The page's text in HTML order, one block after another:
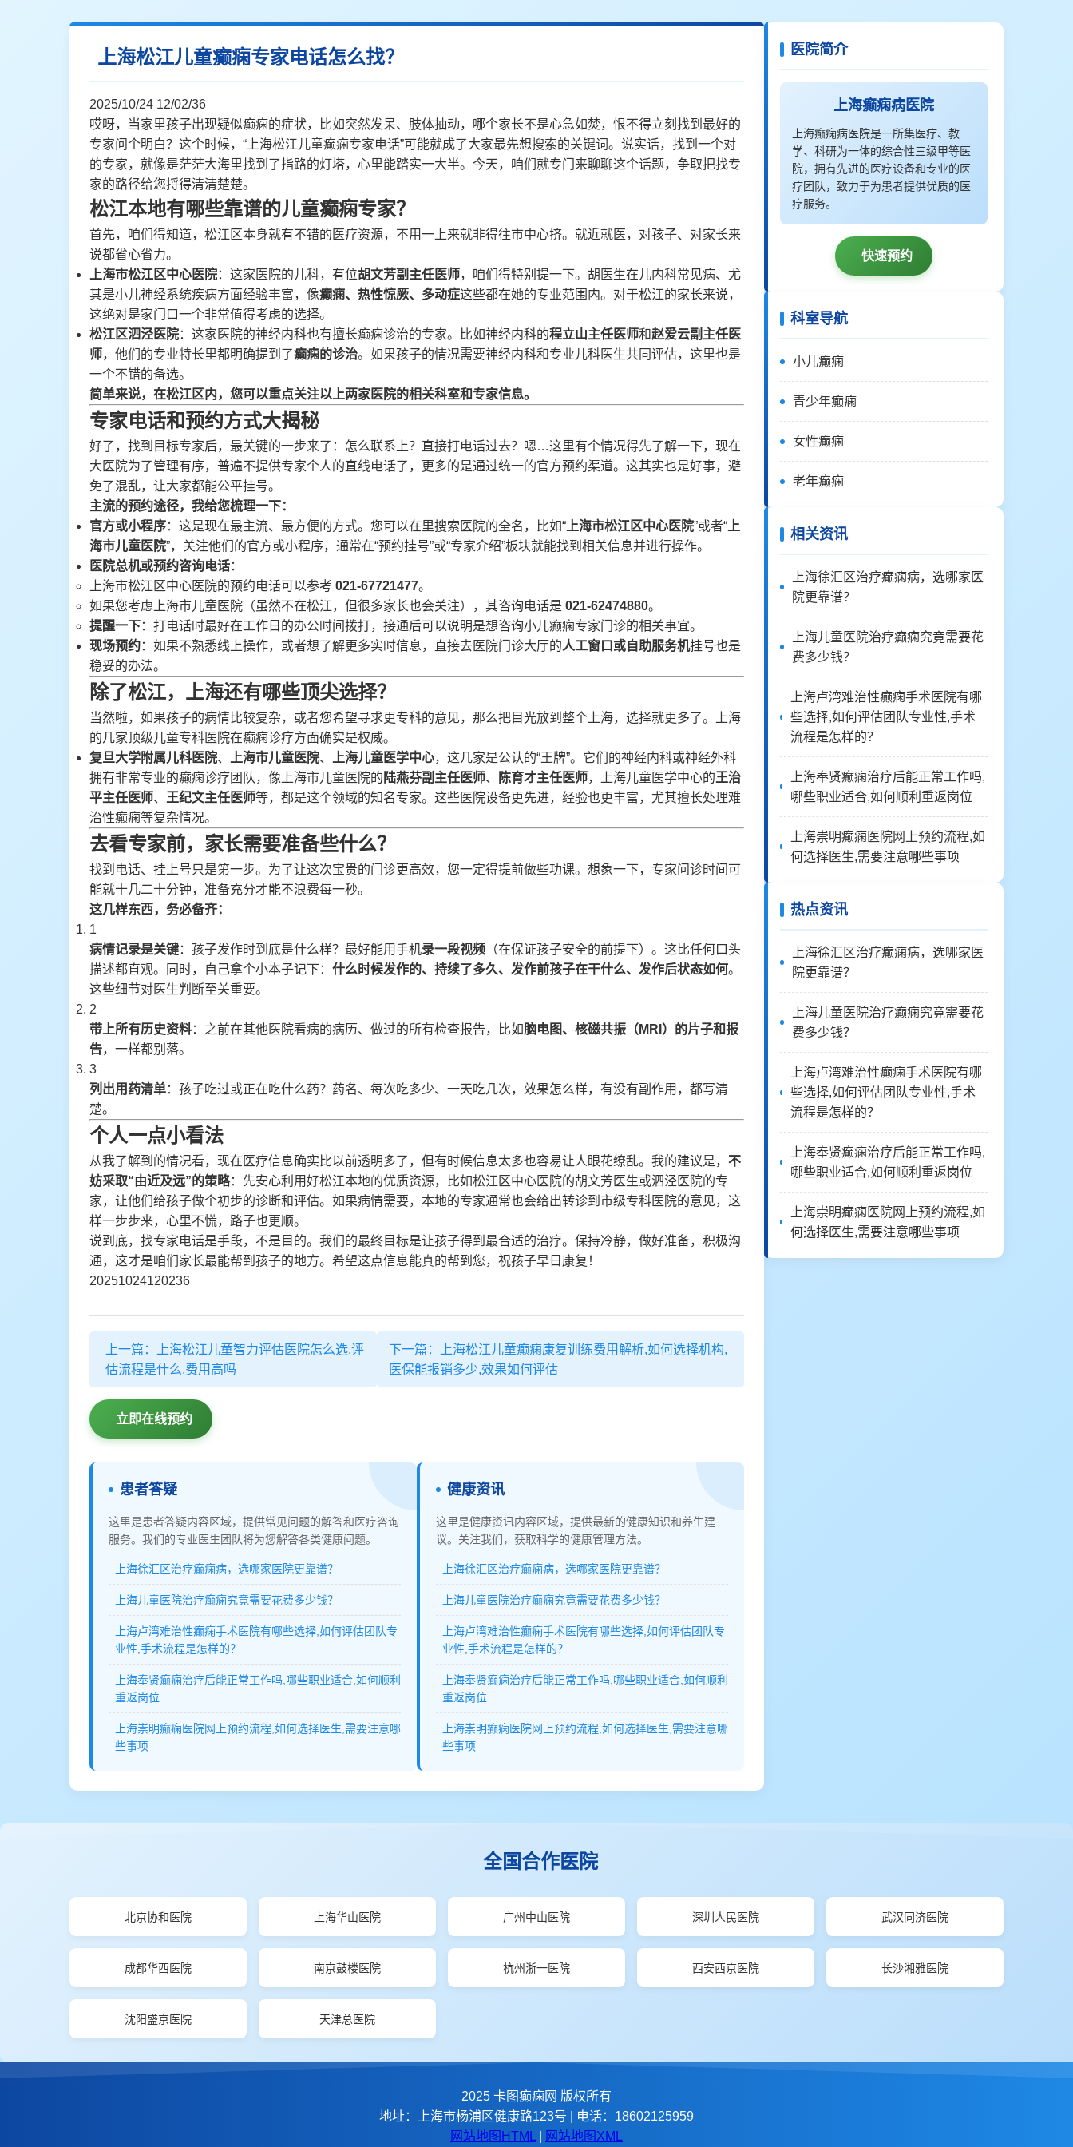
上海松江儿童癫痫专家电话怎么找？
2025/10/24 12/02/36
哎呀，当家里孩子出现疑似癫痫的症状，比如突然发呆、肢体抽动，哪个家长不是心急如焚，恨不得立刻找到最好的
专家问个明白？这个时候，“上海松江儿童癫痫专家电话”可能就成了大家最先想搜索的关键词。说实话，找到一个对
的专家，就像是茫茫大海里找到了指路的灯塔，心里能踏实一大半。今天，咱们就专门来聊聊这个话题，争取把找专
家的路径给您捋得清清楚楚。
松江本地有哪些靠谱的儿童癫痫专家？
首先，咱们得知道，松江区本身就有不错的医疗资源，不用一上来就非得往市中心挤。就近就医，对孩子、对家长来
说都省心省力。
上海市松江区中心医院：这家医院的儿科，有位胡文芳副主任医师，咱们得特别提一下。胡医生在儿内科常见病、尤
其是小儿神经系统疾病方面经验丰富，像癫痫、热性惊厥、多动症这些都在她的专业范围内。对于松江的家长来说，
这绝对是家门口一个非常值得考虑的选择。
松江区泗泾医院：这家医院的神经内科也有擅长癫痫诊治的专家。比如神经内科的程立山主任医师和赵爱云副主任医
师，他们的专业特长里都明确提到了癫痫的诊治。如果孩子的情况需要神经内科和专业儿科医生共同评估，这里也是
一个不错的备选。
简单来说，在松江区内，您可以重点关注以上两家医院的相关科室和专家信息。
专家电话和预约方式大揭秘
好了，找到目标专家后，最关键的一步来了：怎么联系上？直接打电话过去？嗯…这里有个情况得先了解一下，现在
大医院为了管理有序，普遍不提供专家个人的直线电话了，更多的是通过统一的官方预约渠道。这其实也是好事，避
免了混乱，让大家都能公平挂号。
主流的预约途径，我给您梳理一下：
官方或小程序：这是现在最主流、最方便的方式。您可以在里搜索医院的全名，比如“ 上海市松江区中心医院”或者“ 上
海市儿童医院”，关注他们的官方或小程序，通常在“预约挂号”或“专家介绍”板块就能找到相关信息并进行操作。
医院总机或预约咨询电话：
上海市松江区中心医院的预约电话可以参考 021-67721477。
如果您考虑上海市儿童医院（虽然不在松江，但很多家长也会关注），其咨询电话是 021-62474880。
提醒一下：打电话时最好在工作日的办公时间拨打，接通后可以说明是想咨询小儿癫痫专家门诊的相关事宜。
现场预约：如果不熟悉线上操作，或者想了解更多实时信息，直接去医院门诊大厅的人工窗口或自助服务机挂号也是
稳妥的办法。
除了松江，上海还有哪些顶尖选择？
当然啦，如果孩子的病情比较复杂，或者您希望寻求更专科的意见，那么把目光放到整个上海，选择就更多了。上海
的几家顶级儿童专科医院在癫痫诊疗方面确实是权威。
复旦大学附属儿科医院、 上海市儿童医院、 上海儿童医学中心，这几家是公认的“王牌”。它们的神经内科或神经外科
拥有非常专业的癫痫诊疗团队，像上海市儿童医院的 陆燕芬副主任医师、 陈育才主任医师，上海儿童医学中心的王治
平主任医师、 王纪文主任医师等，都是这个领域的知名专家。这些医院设备更先进，经验也更丰富，尤其擅长处理难
治性癫痫等复杂情况。
去看专家前，家长需要准备些什么？
找到电话、挂上号只是第一步。为了让这次宝贵的门诊更高效，您一定得提前做些功课。想象一下，专家问诊时间可
能就十几二十分钟，准备充分才能不浪费每一秒。
这几样东西，务必备齐：
1
病情记录是关键：孩子发作时到底是什么样？最好能用手机录一段视频 （在保证孩子安全的前提下）。这比任何口头
描述都直观。同时，自己拿个小本子记下： 什么时候发作的、持续了多久、发作前孩子在干什么、发作后状态如何。
这些细节对医生判断至关重要。
2
带上所有历史资料：之前在其他医院看病的病历、做过的所有检查报告，比如脑电图、核磁共振（MRI）的片子和报
告，一样都别落。
3
列出用药清单：孩子吃过或正在吃什么药？药名、每次吃多少、一天吃几次，效果怎么样，有没有副作用，都写清
楚。
个人一点小看法
从我了解到的情况看，现在医疗信息确实比以前透明多了，但有时候信息太多也容易让人眼花缭乱。我的建议是， 不
妨采取“由近及远”的策略：先安心利用好松江本地的优质资源，比如松江区中心医院的胡文芳医生或泗泾医院的专
家，让他们给孩子做个初步的诊断和评估。如果病情需要，本地的专家通常也会给出转诊到市级专科医院的意见，这
样一步步来，心里不慌，路子也更顺。
说到底，找专家电话是手段，不是目的。我们的最终目标是让孩子得到最合适的治疗。保持冷静，做好准备，积极沟
通，这才是咱们家长最能帮到孩子的地方。希望这点信息能真的帮到您，祝孩子早日康复！
20251024120236
上一篇：上海松江儿童智力评估医院怎么选,评
估流程是什么,费用高吗
下一篇：上海松江儿童癫痫康复训练费用解析,如何选择机构,
医保能报销多少,效果如何评估
立即在线预约
患者答疑
这里是患者答疑内容区域，提供常见问题的解答和医疗咨询
服务。我们的专业医生团队将为您解答各类健康问题。
上海徐汇区治疗癫痫病，选哪家医院更靠谱？
上海儿童医院治疗癫痫究竟需要花费多少钱？
上海卢湾难治性癫痫手术医院有哪些选择,如何评估团队专
业性,手术流程是怎样的？
上海奉贤癫痫治疗后能正常工作吗,哪些职业适合,如何顺利
重返岗位
上海崇明癫痫医院网上预约流程,如何选择医生,需要注意哪
些事项
健康资讯
这里是健康资讯内容区域，提供最新的健康知识和养生建
议。关注我们，获取科学的健康管理方法。
上海徐汇区治疗癫痫病，选哪家医院更靠谱？
上海儿童医院治疗癫痫究竟需要花费多少钱？
上海卢湾难治性癫痫手术医院有哪些选择,如何评估团队专
业性,手术流程是怎样的？
上海奉贤癫痫治疗后能正常工作吗,哪些职业适合,如何顺利
重返岗位
上海崇明癫痫医院网上预约流程,如何选择医生,需要注意哪
些事项
医院简介
上海癫痫病医院
上海癫痫病医院是一所集医疗、教
学、科研为一体的综合性三级甲等医
院，拥有先进的医疗设备和专业的医
疗团队，致力于为患者提供优质的医
疗服务。
快速预约
科室导航
小儿癫痫
青少年癫痫
女性癫痫
老年癫痫
相关资讯
上海徐汇区治疗癫痫病，选哪家医
院更靠谱？
上海儿童医院治疗癫痫究竟需要花
费多少钱？
上海卢湾难治性癫痫手术医院有哪
些选择,如何评估团队专业性,手术
流程是怎样的？
上海奉贤癫痫治疗后能正常工作吗,
哪些职业适合,如何顺利重返岗位
上海崇明癫痫医院网上预约流程,如
何选择医生,需要注意哪些事项
热点资讯
上海徐汇区治疗癫痫病，选哪家医
院更靠谱？
上海儿童医院治疗癫痫究竟需要花
费多少钱？
上海卢湾难治性癫痫手术医院有哪
些选择,如何评估团队专业性,手术
流程是怎样的？
上海奉贤癫痫治疗后能正常工作吗,
哪些职业适合,如何顺利重返岗位
上海崇明癫痫医院网上预约流程,如
何选择医生,需要注意哪些事项
全国合作医院
北京协和医院 上海华山医院 广州中山医院 深圳人民医院 武汉同济医院
成都华西医院 南京鼓楼医院 杭州浙一医院 西安西京医院 长沙湘雅医院
沈阳盛京医院 天津总医院
2025 卡图癫痫网 版权所有
地址：上海市杨浦区健康路123号 | 电话：18602125959
网站地图HTML
网站地图XML